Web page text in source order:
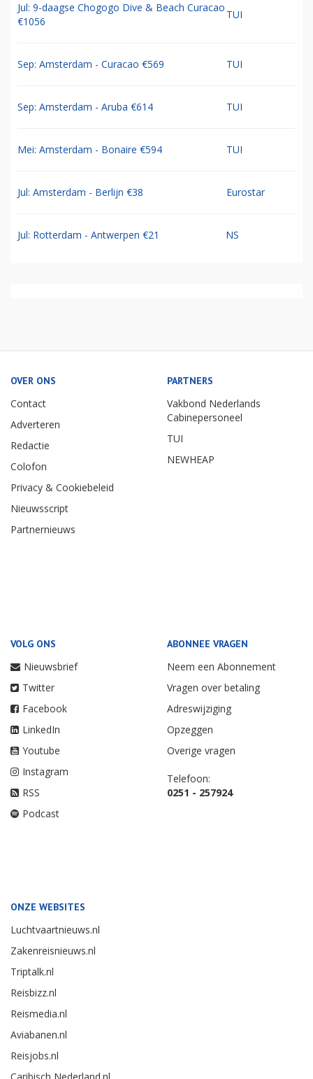
Jul: 9-daagse Chogogo Dive & Beach Curacao
€1056
TUI
Sep: Amsterdam - Curacao €569 TUI
Sep: Amsterdam - Aruba €614 TUI
Mei: Amsterdam - Bonaire €594 TUI
Jul: Amsterdam - Berlijn €38 Eurostar
Jul: Rotterdam - Antwerpen €21 NS
OVER ONS
Contact
Adverteren
Redactie
Colofon
Privacy & Cookiebeleid
Nieuwsscript
Partnernieuws
PARTNERS
Vakbond Nederlands
Cabinepersoneel
TUI
NEWHEAP
VOLG ONS
Nieuwsbrief
Twitter
Facebook
LinkedIn
Youtube
Instagram
RSS
Podcast
ABONNEE VRAGEN
Neem een Abonnement
Vragen over betaling
Adreswijziging
Opzeggen
Overige vragen
Telefoon:
0251 - 257924
ONZE WEBSITES
Luchtvaartnieuws.nl
Zakenreisnieuws.nl
Triptalk.nl
Reisbizz.nl
Reismedia.nl
Aviabanen.nl
Reisjobs.nl